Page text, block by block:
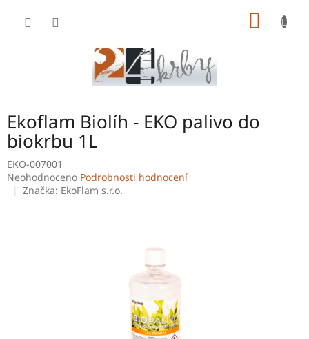
Ekoflam Biolíh - EKO palivo do
biokrbu 1L
EKO-007001
Průměrné
hodnocení
Neohodnoceno Podrobnosti hodnocení
Značka: EkoFlam s.r.o.